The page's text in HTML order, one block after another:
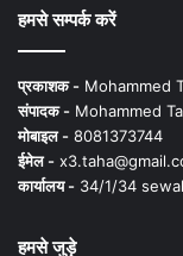
हमसे सम्पर्क करें
प्रकाशक - Mohammed
संपादक - Mohammed
मोबाइल - 8081373744
ईमेल -
कार्यालय - 34/1/34
हमसे जुड़े